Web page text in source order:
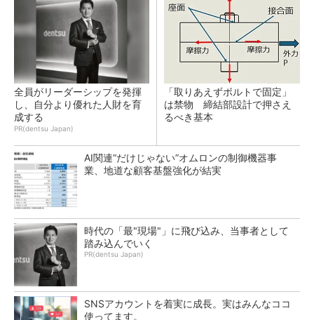
全員がリーダーシップを発揮
し、自分より優れた人財を育
成する
PR(dentsu Japan)
「取りあえずボルトで固定」
は禁物 締結部設計で押さえ
るべき基本
AI関連“だけじゃない”オムロンの制御機器事
業、地道な顧客基盤強化が結実
時代の「最"現場"」に飛び込み、当事者として
踏み込んでいく
PR(dentsu Japan)
SNSアカウントを着実に成長。実はみんなココ
使ってます。